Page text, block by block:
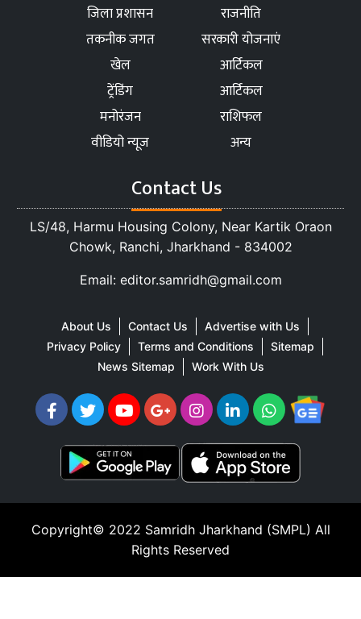
जिला प्रशासन
राजनीति
तकनीक जगत
सरकारी योजनाएं
खेल
आर्टिकल
ट्रेंडिंग
आर्टिकल
मनोरंजन
राशिफल
वीडियो न्यूज
अन्य
Contact Us
LS/48, Harmu Housing Colony, Near Kartik Oraon
Chowk, Ranchi, Jharkhand - 834002
Email: editor.samridh@gmail.com
About Us Contact Us
Advertise with Us
Privacy Policy
Terms and Conditions
Sitemap
News Sitemap
Work With Us
Copyright© 2022 Samridh Jharkhand (SMPL) All
Rights Reserved